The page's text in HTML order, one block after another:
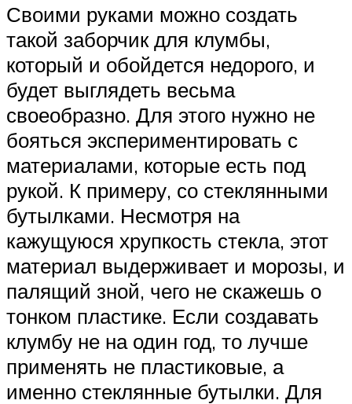
Своими руками можно создать
такой заборчик для клумбы,
который и обойдется недорого, и
будет выглядеть весьма
своеобразно. Для этого нужно не
бояться экспериментировать с
материалами, которые есть под
рукой. К примеру, со стеклянными
бутылками. Несмотря на
кажущуюся хрупкость стекла, этот
материал выдерживает и морозы, и
палящий зной, чего не скажешь о
тонком пластике. Если создавать
клумбу не на один год, то лучше
применять не пластиковые, а
именно стеклянные бутылки. Для